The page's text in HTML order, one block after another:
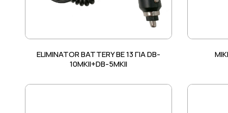
ELIMINATOR BATTERY BE 13 ΓΙΑ DB-
10MKII+DB-5MKII